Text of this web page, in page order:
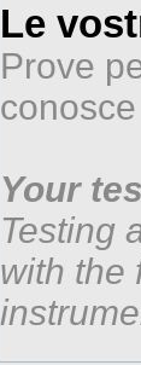
Le
Prove
Your
Testing
with the